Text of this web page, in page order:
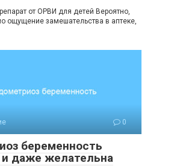
от ОРВИ для детей Вероятно,
ощущение замешательства в аптеке,
0
беременность
даже желательна